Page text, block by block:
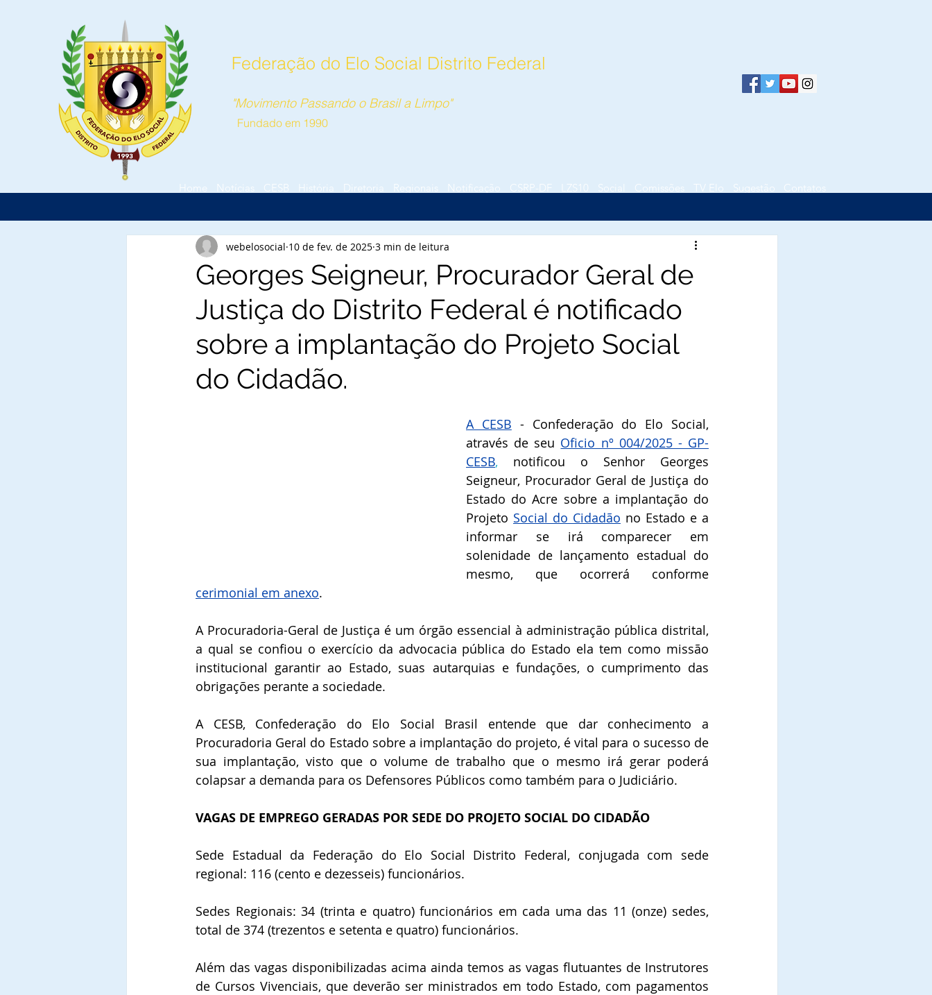
"Movimento Passando o Brasil a Limpo"
Fundado em 1990
Home Notícias CESB História Diretoria Regionais Notificação CSRP-DF LZS10 Social Comissões TV Elo Sugestão Contatos
Federação do Elo Social Distrito Federal
Georges Seigneur, Procurador Geral de
Justiça do Distrito Federal é notificado
sobre a implantação do Projeto Social
do Cidadão.
webelosocial 10 de fev. de 2025 3 min de leitura
A CESB - Confederação do Elo Social,
através de seu Oficio nº 004/2025 - GP-
CESB, notificou o Senhor Georges
Seigneur, Procurador Geral de Justiça do
Estado do Acre sobre a implantação do
Projeto Social do Cidadão no Estado e a
informar se irá comparecer em
solenidade de lançamento estadual do
cerimonial em anexo.
A Procuradoria-Geral de Justiça é um órgão essencial à administração pública distrital,
a qual se confiou o exercício da advocacia pública do Estado ela tem como missão
institucional garantir ao Estado, suas autarquias e fundações, o cumprimento das
obrigações perante a sociedade.
A CESB, Confederação do Elo Social Brasil entende que dar conhecimento a
Procuradoria Geral do Estado sobre a implantação do projeto, é vital para o sucesso de
sua implantação, visto que o volume de trabalho que o mesmo irá gerar poderá
colapsar a demanda para os Defensores Públicos como também para o Judiciário.
VAGAS DE EMPREGO GERADAS POR SEDE DO PROJETO SOCIAL DO CIDADÃO
Sede Estadual da Federação do Elo Social Distrito Federal, conjugada com sede
regional: 116 (cento e dezesseis) funcionários.
Sedes Regionais: 34 (trinta e quatro) funcionários em cada uma das 11 (onze) sedes,
total de 374 (trezentos e setenta e quatro) funcionários.
Além das vagas disponibilizadas acima ainda temos as vagas flutuantes de Instrutores
de Cursos Vivenciais, que deverão ser ministrados em todo Estado, com pagamentos